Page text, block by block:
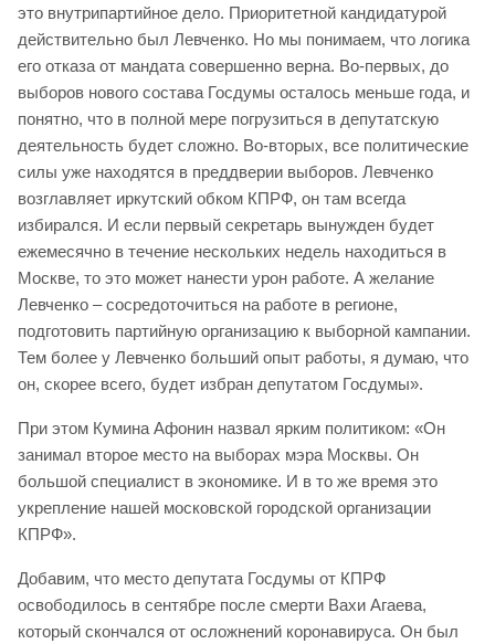
это внутрипартийное дело. Приоритетной кандидатурой
действительно был Левченко. Но мы понимаем, что логика
его отказа от мандата совершенно верна. Во-первых, до
выборов нового состава Госдумы осталось меньше года, и
понятно, что в полной мере погрузиться в депутатскую
деятельность будет сложно. Во-вторых, все политические
силы уже находятся в преддверии выборов. Левченко
возглавляет иркутский обком КПРФ, он там всегда
избирался. И если первый секретарь вынужден будет
ежемесячно в течение нескольких недель находиться в
Москве, то это может нанести урон работе. А желание
Левченко – сосредоточиться на работе в регионе,
подготовить партийную организацию к выборной кампании.
Тем более у Левченко больший опыт работы, я думаю, что
он, скорее всего, будет избран депутатом Госдумы».
При этом Кумина Афонин назвал ярким политиком: «Он
занимал второе место на выборах мэра Москвы. Он
большой специалист в экономике. И в то же время это
укрепление нашей московской городской организации
КПРФ».
Добавим, что место депутата Госдумы от КПРФ
освободилось в сентябре после смерти Вахи Агаева,
который скончался от осложнений коронавируса. Он был